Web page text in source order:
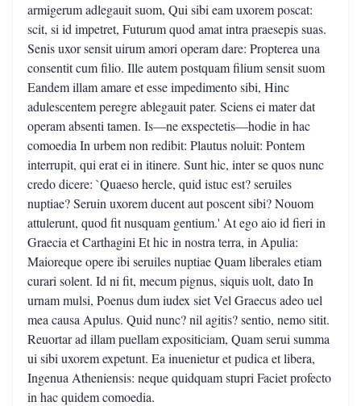
armigerum adlegauit suom, Qui sibi eam uxorem poscat:
scit, si id impetret, Futurum quod amat intra praesepis suas.
Senis uxor sensit uirum amori operam dare: Propterea una
consentit cum filio. Ille autem postquam filium sensit suom
Eandem illam amare et esse impedimento sibi, Hinc
adulescentem peregre ablegauit pater. Sciens ei mater dat
operam absenti tamen. Is—ne exspectetis—hodie in hac
comoedia In urbem non redibit: Plautus noluit: Pontem
interrupit, qui erat ei in itinere. Sunt hic, inter se quos nunc
credo dicere: `Quaeso hercle, quid istuc est? seruiles
nuptiae? Seruin uxorem ducent aut poscent sibi? Nouom
attulerunt, quod fit nusquam gentium.' At ego aio id fieri in
Graecia et Carthagini Et hic in nostra terra, in Apulia:
Maioreque opere ibi seruiles nuptiae Quam liberales etiam
curari solent. Id ni fit, mecum pignus, siquis uolt, dato In
urnam mulsi, Poenus dum iudex siet Vel Graecus adeo uel
mea causa Apulus. Quid nunc? nil agitis? sentio, nemo sitit.
Reuortar ad illam puellam expositiciam, Quam serui summa
ui sibi uxorem expetunt. Ea inuenietur et pudica et libera,
Ingenua Atheniensis: neque quidquam stupri Faciet profecto
in hac quidem comoedia.